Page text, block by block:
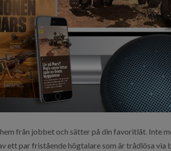
från jobbet och sätter på din favoritlåt. Inte
ett par fristående högtalare som är trådlösa via